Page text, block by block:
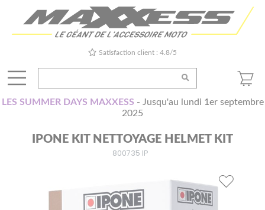
Satisfaction client : 4.8/5
LES SUMMER DAYS MAXXESS - Jusqu'au lundi 1er septembre
2025
IPONE KIT NETTOYAGE HELMET KIT
800735 IP